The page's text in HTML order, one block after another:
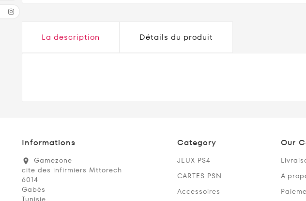
La description Détails du produit
Informations
location_on
Gamezone
cite des infirmiers Mttorech
6014
Gabès
Category
JEUX PS4
CARTES PSN
Accessoires
Our
A